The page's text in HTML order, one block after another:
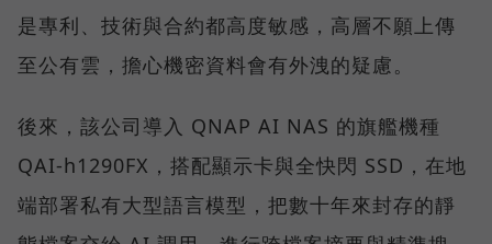
是專利、技術與合約都高度敏感，高層不願上傳
至公有雲，擔心機密資料會有外洩的疑慮。
後來，該公司導入 QNAP AI NAS 的旗艦機種
QAI-h1290FX，搭配顯示卡與全快閃 SSD，在地
端部署私有大型語言模型，把數十年來封存的靜